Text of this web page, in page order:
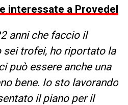
interessate a Provedel
anni che faccio il
sei trofei, ho riportato la
può essere anche una
bene. Io sto lavorando
il piano per il